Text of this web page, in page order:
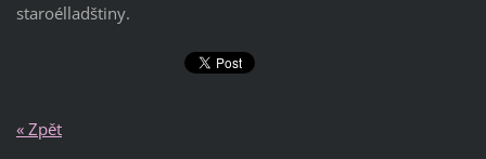
staroélladštiny.
« Zpět